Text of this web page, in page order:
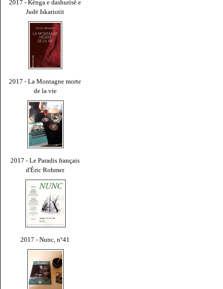
2017 - Kënga e dashurisë e
Judë Iskariotit
2017 - La Montagne morte
de la vie
2017 - Le Paradis français
d'Éric Rohmer
2017 - Nunc, n°41